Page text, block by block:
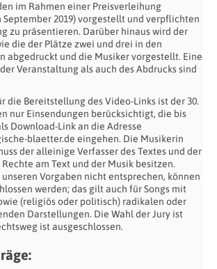
im Rahmen einer Preisverleihung
2019) vorgestellt und verpflichten
zu präsentieren. Darüber hinaus wird der
die der Plätze zwei und drei in den
abgedruckt und die Musiker vorgestellt. Eine
Veranstaltung als auch des Abdrucks sind
die Bereitstellung des Video-Links ist der 30.
nur Einsendungen berücksichtigt, die bis
Download-Link an die Adresse
blaetter.de eingehen. Die Musikerin
der alleinige Verfasser des Textes und der
am Text und der Musik besitzen.
Vorgaben nicht entsprechen, können
werden; das gilt auch für Songs mit
(religiös oder politisch) radikalen oder
Darstellungen. Die Wahl der Jury ist
ist ausgeschlossen.